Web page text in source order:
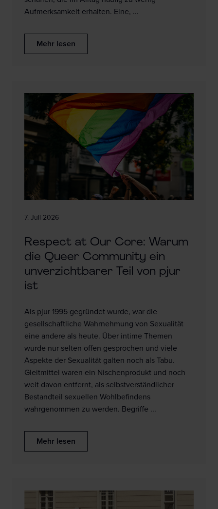
Aufmerksamkeit erhalten. Eine, ...
Mehr lesen
7. Juli 2026
Respect at Our Core: Warum
die Queer Community ein
unverzichtbarer Teil von pjur
ist
Als pjur 1995 gegründet wurde, war die
gesellschaftliche Wahrnehmung von Sexualität
eine andere als heute. Über intime Themen
wurde nur selten offen gesprochen und viele
Aspekte der Sexualität galten noch als Tabu.
Gleitmittel waren ein Nischenprodukt und noch
weit davon entfernt, als selbstverständlicher
Bestandteil sexuellen Wohlbefindens
wahrgenommen zu werden. Begriffe ...
Mehr lesen